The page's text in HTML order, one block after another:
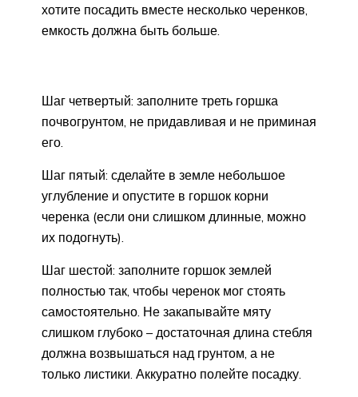
хотите посадить вместе несколько черенков,
емкость должна быть больше.
Шаг четвертый: заполните треть горшка
почвогрунтом, не придавливая и не приминая
его.
Шаг пятый: сделайте в земле небольшое
углубление и опустите в горшок корни
черенка (если они слишком длинные, можно
их подогнуть).
Шаг шестой: заполните горшок землей
полностью так, чтобы черенок мог стоять
самостоятельно. Не закапывайте мяту
слишком глубоко – достаточная длина стебля
должна возвышаться над грунтом, а не
только листики. Аккуратно полейте посадку.